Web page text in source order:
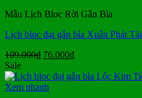
Mẫu Lịch Bloc Rời Gắn Bìa
Lịch bloc đại gắn bìa Xuân Phát Tài
109.000₫ Giá
là:
109.000₫.
76.000₫Giá
tại
Sale
Xem nhanh